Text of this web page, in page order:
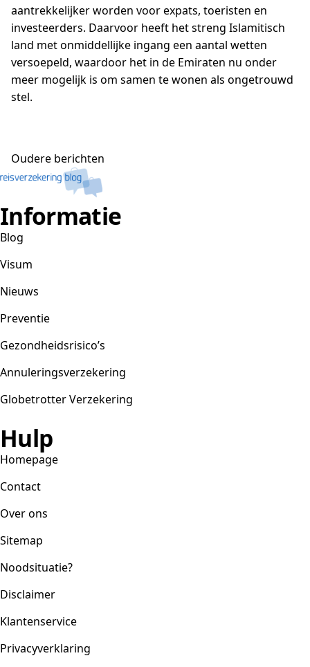
aantrekkelijker worden voor expats, toeristen en
investeerders. Daarvoor heeft het streng Islamitisch
land met onmiddellijke ingang een aantal wetten
versoepeld, waardoor het in de Emiraten nu onder
meer mogelijk is om samen te wonen als ongetrouwd
stel.
Berichtennavigatie
Oudere berichten
Informatie
Blog
Visum
Nieuws
Preventie
Gezondheidsrisico’s
Annuleringsverzekering
Globetrotter Verzekering
Hulp
Homepage
Contact
Over ons
Sitemap
Noodsituatie?
Disclaimer
Klantenservice
Privacyverklaring